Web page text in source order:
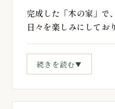
完成した「木の家」で
日々を楽しみにしてお
続きを読む▼